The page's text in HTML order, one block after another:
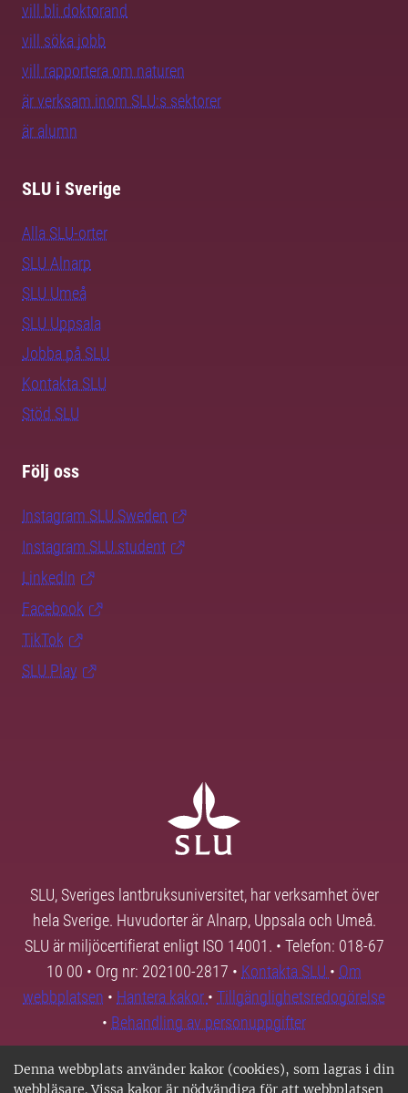
Denna webbplats använder kakor (cookies), som lagras i din
webbläsare. Vissa kakor är nödvändiga för att webbplatsen
vill bli doktorand
vill söka jobb
vill rapportera om naturen
är verksam inom SLU:s sektorer
är alumn
SLU i Sverige
Alla SLU-orter
SLU Alnarp
SLU Umeå
SLU Uppsala
Jobba på SLU
Kontakta SLU
Stöd SLU
Följ oss
Instagram SLU.Sweden
Instagram SLU.student
LinkedIn
Facebook
TikTok
SLU Play
SLU, Sveriges lantbruksuniversitet, har verksamhet över
hela Sverige. Huvudorter är Alnarp, Uppsala och Umeå.
SLU är miljöcertifierat enligt ISO 14001. • Telefon: 018-67
10 00 • Org nr: 202100-2817 • Kontakta SLU • Om
webbplatsen • Hantera kakor • Tillgänglighetsredogörelse
• Behandling av personuppgifter